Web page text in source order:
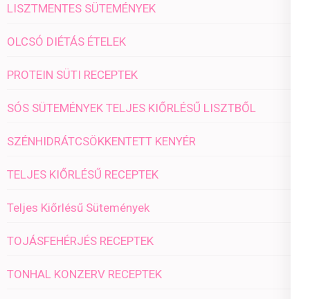
LISZTMENTES SÜTEMÉNYEK
OLCSÓ DIÉTÁS ÉTELEK
PROTEIN SÜTI RECEPTEK
SÓS SÜTEMÉNYEK TELJES KIŐRLÉSŰ LISZTBŐL
SZÉNHIDRÁTCSÖKKENTETT KENYÉR
TELJES KIŐRLÉSŰ RECEPTEK
Teljes Kiőrlésű Sütemények
TOJÁSFEHÉRJÉS RECEPTEK
TONHAL KONZERV RECEPTEK